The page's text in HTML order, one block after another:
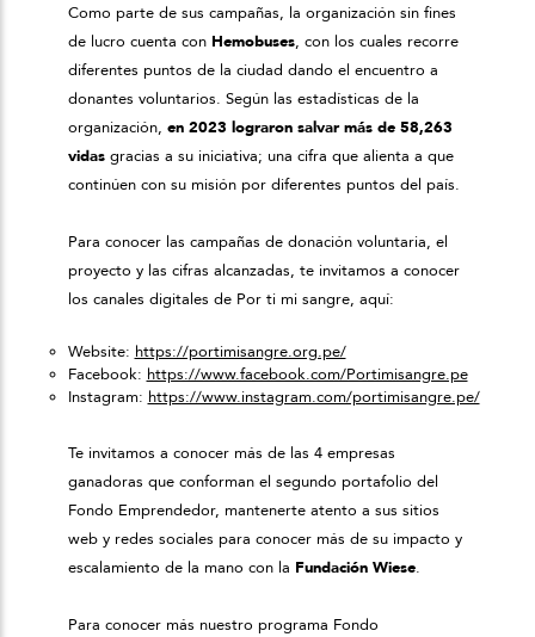
Como parte de sus campañas, la organización sin fines
de lucro cuenta con Hemobuses, con los cuales recorre
diferentes puntos de la ciudad dando el encuentro a
donantes voluntarios. Según las estadísticas de la
organización, en 2023 lograron salvar más de 58,263
vidasgracias a su iniciativa; una cifra que alienta a que
continúen con su misión por diferentes puntos del país.
Para conocer las campañas de donación voluntaria, el
proyecto y las cifras alcanzadas, te invitamos a conocer
los canales digitales de Por ti mi sangre, aquí:
Website: https://portimisangre.org.pe/
Facebook: https://www.facebook.com/Portimisangre.pe
Instagram: https://www.instagram.com/portimisangre.pe/
Te invitamos a conocer más de las 4 empresas
ganadoras que conforman el segundo portafolio del
Fondo Emprendedor, mantenerte atento a sus sitios
web y redes sociales para conocer más de su impacto y
escalamiento de la mano con la Fundación Wiese.
Para conocer más nuestro programa Fondo